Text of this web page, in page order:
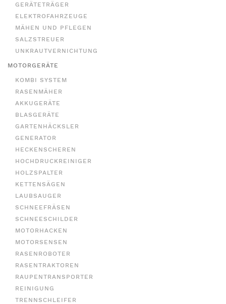
GERÄTETRÄGER
ELEKTROFAHRZEUGE
MÄHEN UND PFLEGEN
SALZSTREUER
UNKRAUTVERNICHTUNG
MOTORGERÄTE
KOMBI SYSTEM
RASENMÄHER
AKKUGERÄTE
BLASGERÄTE
GARTENHÄCKSLER
GENERATOR
HECKENSCHEREN
HOCHDRUCKREINIGER
HOLZSPALTER
KETTENSÄGEN
LAUBSAUGER
SCHNEEFRÄSEN
SCHNEESCHILDER
MOTORHACKEN
MOTORSENSEN
RASENROBOTER
RASENTRAKTOREN
RAUPENTRANSPORTER
REINIGUNG
TRENNSCHLEIFER